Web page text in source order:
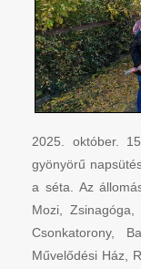
2025. október.
gyönyörű
a séta. Az
Mozi,
Csonkatorony,
Művelődési Ház,